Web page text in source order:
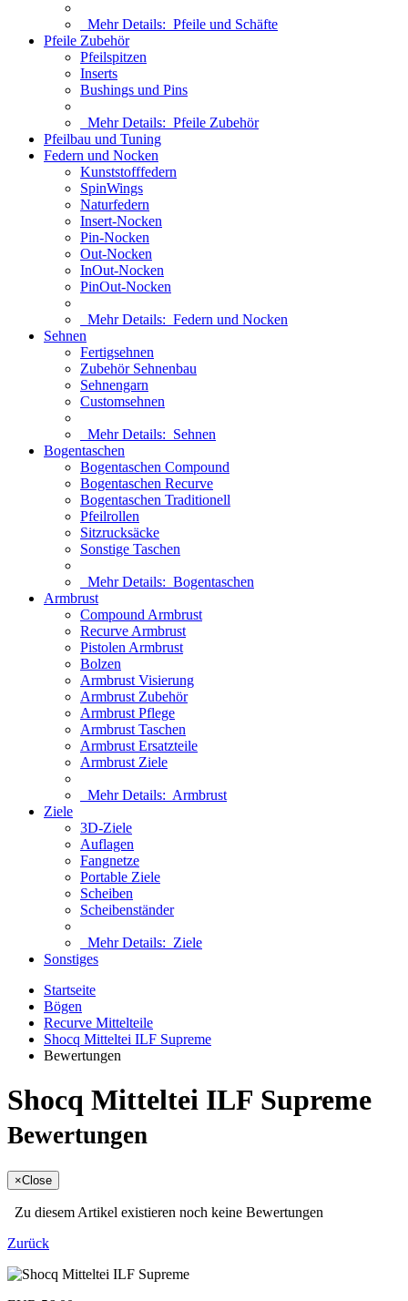
Mehr Details: Pfeile und Schäfte
Pfeile Zubehör
Pfeilspitzen
Inserts
Bushings und Pins
Mehr Details: Pfeile Zubehör
Pfeilbau und Tuning
Federn und Nocken
Kunststofffedern
SpinWings
Naturfedern
Insert-Nocken
Pin-Nocken
Out-Nocken
InOut-Nocken
PinOut-Nocken
Mehr Details: Federn und Nocken
Sehnen
Fertigsehnen
Zubehör Sehnenbau
Sehnengarn
Customsehnen
Mehr Details: Sehnen
Bogentaschen
Bogentaschen Compound
Bogentaschen Recurve
Bogentaschen Traditionell
Pfeilrollen
Sitzrucksäcke
Sonstige Taschen
Mehr Details: Bogentaschen
Armbrust
Compound Armbrust
Recurve Armbrust
Pistolen Armbrust
Bolzen
Armbrust Visierung
Armbrust Zubehör
Armbrust Pflege
Armbrust Taschen
Armbrust Ersatzteile
Armbrust Ziele
Mehr Details: Armbrust
Ziele
3D-Ziele
Auflagen
Fangnetze
Portable Ziele
Scheiben
Scheibenständer
Mehr Details: Ziele
Sonstiges
Startseite
Bögen
Recurve Mittelteile
Shocq Mitteltei ILF Supreme
Bewertungen
Shocq Mitteltei ILF Supreme
Bewertungen
×Close
Zu diesem Artikel existieren noch keine Bewertungen
Zurück